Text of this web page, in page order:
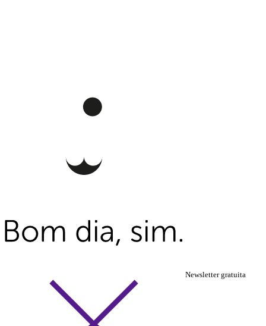
Newsletter gratuita